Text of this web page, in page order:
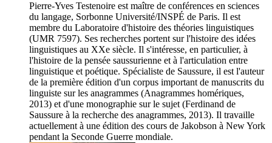
Pierre-Yves Testenoire est maître de conférences en sciences
du langage, Sorbonne Université/INSPÉ de Paris. Il est
membre du Laboratoire d'histoire des théories linguistiques
(UMR 7597). Ses recherches portent sur l'histoire des idées
linguistiques au XXe siècle. Il s'intéresse, en particulier, à
l'histoire de la pensée saussurienne et à l'articulation entre
linguistique et poétique. Spécialiste de Saussure, il est l'auteur
de la première édition d'un corpus important de manuscrits du
linguiste sur les anagrammes (Anagrammes homériques,
2013) et d'une monographie sur le sujet (Ferdinand de
Saussure à la recherche des anagrammes, 2013). Il travaille
actuellement à une édition des cours de Jakobson à New York
pendant la Seconde Guerre mondiale.